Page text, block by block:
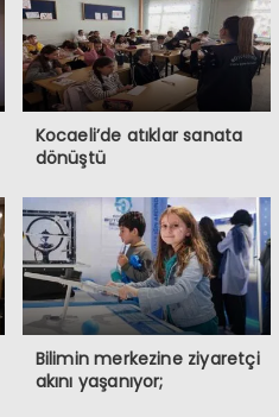
Kocaeli’de atıklar sanata
dönüştü
Bilimin merkezine ziyaretçi
akını yaşanıyor;